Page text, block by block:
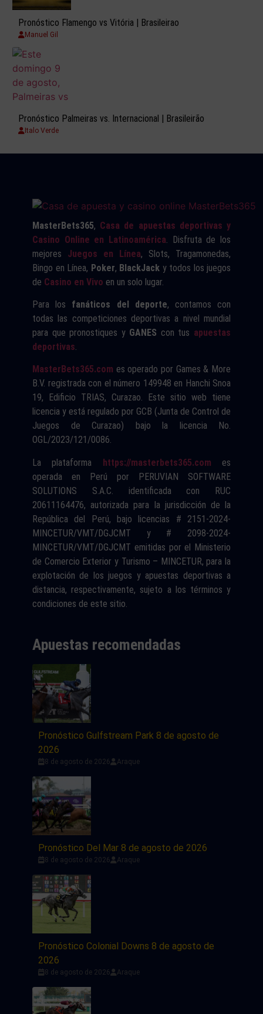
Pronóstico Flamengo vs Vitória | Brasileirao
Manuel Gil
Pronóstico Palmeiras vs. Internacional | Brasileirão
Italo Verde
MasterBets365, Casa de apuestas deportivas y
Casino Online en Latinoamérica . Disfruta de los
mejores Juegos en Línea, Slots, Tragamonedas,
Bingo en Línea, Poker, BlackJack y todos los juegos
de Casino en Vivo en un solo lugar.
Para los fanáticos del deporte, contamos con
todas las competiciones deportivas a nivel mundial
para que pronostiques y GANES con tus apuestas
deportivas.
MasterBets365.com es operado por Games & More
B.V. registrada con el número 149948 en Hanchi Snoa
19, Edificio TRIAS, Curazao. Este sitio web tiene
licencia y está regulado por GCB (Junta de Control de
Juegos de Curazao) bajo la licencia No.
OGL/2023/121/0086.
La plataforma https://masterbets365.com es
operada en Perú por PERUVIAN SOFTWARE
SOLUTIONS S.A.C. identificada con RUC
20611164476, autorizada para la jurisdicción de la
República del Perú, bajo licencias # 2151-2024-
MINCETUR/VMT/DGJCMT y # 2098-2024-
MINCETUR/VMT/DGJCMT emitidas por el Ministerio
de Comercio Exterior y Turismo – MINCETUR, para la
explotación de los juegos y apuestas deportivas a
distancia, respectivamente, sujeto a los términos y
condiciones de este sitio.
Apuestas recomendadas
Pronóstico Gulfstream Park 8 de agosto de
2026
8 de agosto de 2026 Araque
Pronóstico Del Mar 8 de agosto de 2026
8 de agosto de 2026 Araque
Pronóstico Colonial Downs 8 de agosto de
2026
8 de agosto de 2026 Araque